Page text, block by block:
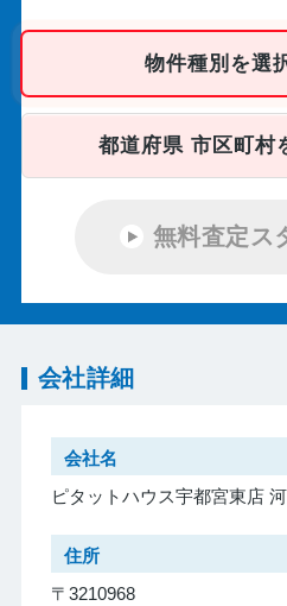
物件種別を選
都道府県 市区町村
無料査定ス
会社詳細
会社名
ピタットハウス宇都宮東店
住所
〒3210968